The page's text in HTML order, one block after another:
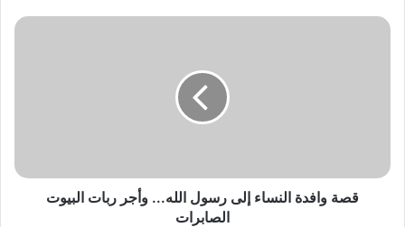
قصة
البيوت
الصابراتقصة وافدة النساء إلى رسول الله... وأجر ربات البيوت
الصابرات